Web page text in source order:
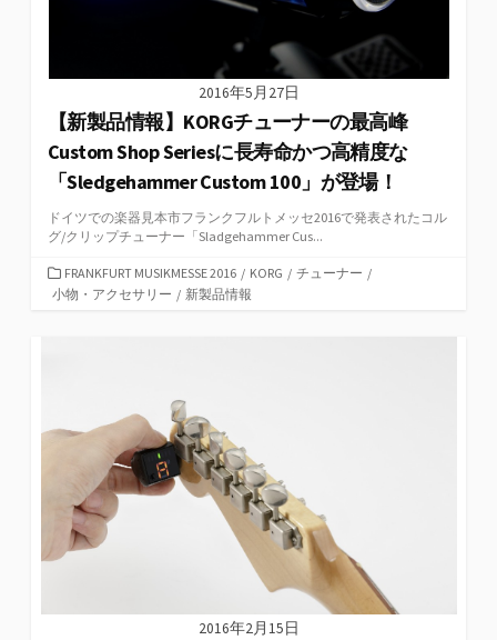
2016年5月27日
【新製品情報】KORGチューナーの最高峰
Custom Shop Seriesに長寿命かつ高精度な
「Sledgehammer Custom 100」が登場！
ドイツでの楽器見本市フランクフルトメッセ2016で発表されたコル
グ/クリップチューナー「Sladgehammer Cus...
カ
テ
FRANKFURT MUSIKMESSE 2016 / KORG / チューナー /
小物・アクセサリー / 新製品情報
2016年2月15日